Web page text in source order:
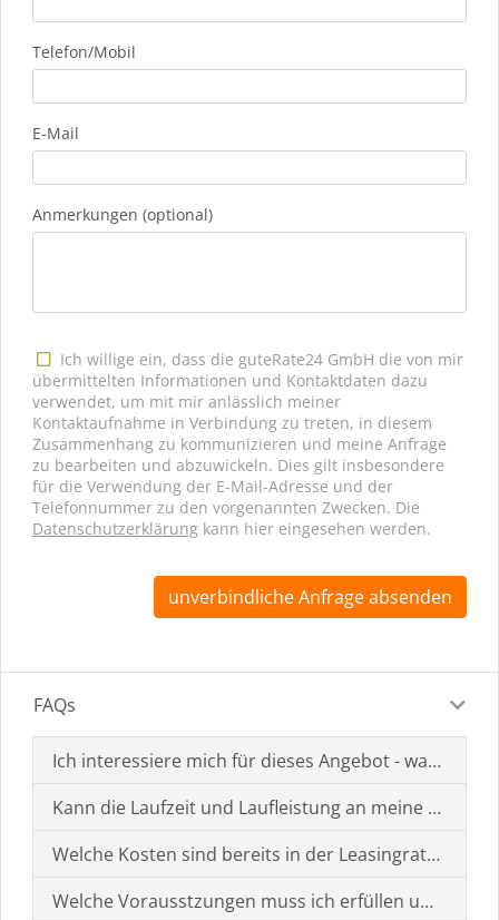
Telefon/Mobil
E-Mail
Anmerkungen (optional)
Ich willige ein, dass die guteRate24 GmbH die von mir
übermittelten Informationen und Kontaktdaten dazu
verwendet, um mit mir anlässlich meiner
Kontaktaufnahme in Verbindung zu treten, in diesem
Zusammenhang zu kommunizieren und meine Anfrage
zu bearbeiten und abzuwickeln. Dies gilt insbesondere
für die Verwendung der E-Mail-Adresse und der
Telefonnummer zu den vorgenannten Zwecken. Die
Datenschutzerklärung kann hier eingesehen werden.
unverbindliche Anfrage absenden
FAQs
Ich interessiere mich für dieses Angebot - was muss
Kann die Laufzeit und Laufleistung an meine
Welche Kosten sind bereits in der Leasingrate
Welche Vorausstzungen muss ich erfüllen um einen